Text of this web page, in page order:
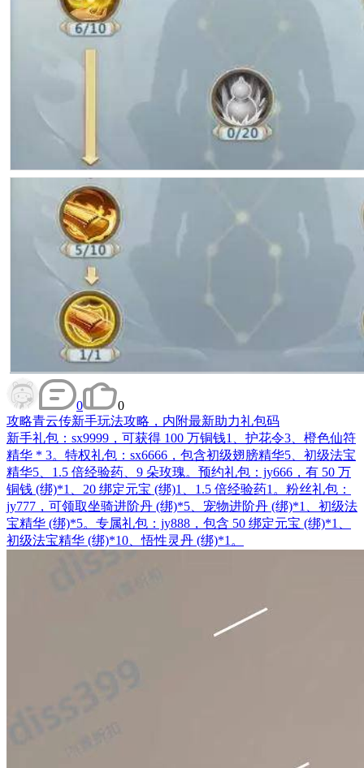
0
0
攻略青云传新手玩法攻略，内附最新助力礼包码
新手礼包：sx9999，可获得 100 万铜钱1、护花令3、橙色仙符
精华 * 3。特权礼包：sx6666，包含初级翅膀精华5、初级法宝
精华5、1.5 倍经验药、9 朵玫瑰。预约礼包：jy666，有 50 万
铜钱 (绑)*1、20 绑定元宝 (绑)1、1.5 倍经验药1。粉丝礼包：
jy777，可领取坐骑进阶丹 (绑)*5、宠物进阶丹 (绑)*1、初级法
宝精华 (绑)*5。专属礼包：jy888，包含 50 绑定元宝 (绑)*1、
初级法宝精华 (绑)*10、悟性灵丹 (绑)*1。